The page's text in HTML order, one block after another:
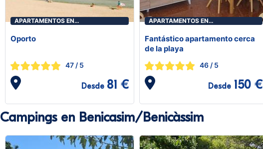
APARTAMENTOS EN
Oporto
47 / 5
Desde 81 €
APARTAMENTOS EN
Fantástico apartamento cerca
de la playa
46/ 5
Desde 150 €
Campings en Benicasim/Benicàssim